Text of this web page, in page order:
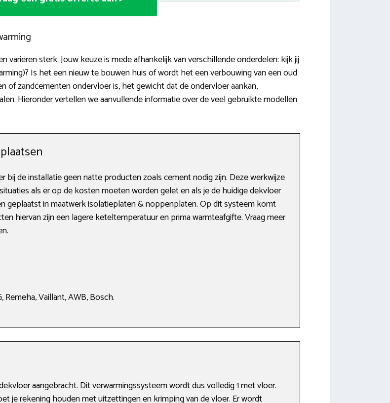
sterk. Jouw keuze is mede afhankelijk van verschillende onderdelen: kijk jij
Is het een nieuw te bouwen huis of wordt het een verbouwing van een oud
of zandcementen ondervloer is, het gewicht dat de ondervloer aankan,
Hieronder vertellen we aanvullende informatie over de veel gebruikte modellen
bij de installatie geen natte producten zoals cement nodig zijn. Deze werkwijze
als er op de kosten moeten worden gelet en als je de huidige dekvloer
geplaatst in maatwerk isolatieplaten & noppenplaten. Op dit systeem komt
hiervan zijn een lagere keteltemperatuur en prima warmteafgifte. Vraag meer
Vaillant, AWB, Bosch.
aangebracht. Dit verwarmingssysteem wordt dus volledig 1 met vloer.
je rekening houden met uitzettingen en krimping van de vloer. Er wordt